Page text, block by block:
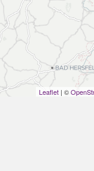
Leaflet| ©